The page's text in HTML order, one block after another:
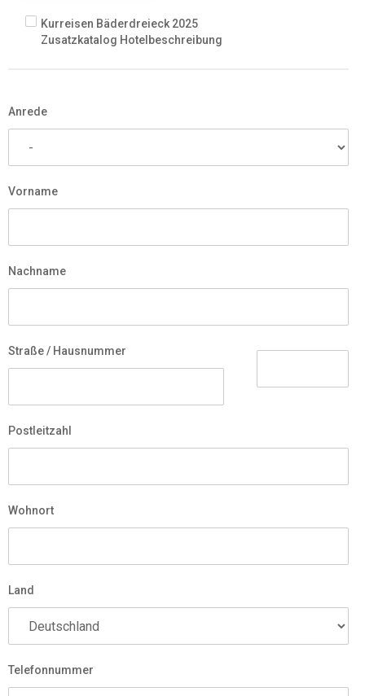
Kurreisen Bäderdreieck 2025
Zusatzkatalog Hotelbeschreibung
Anrede
Vorname
Nachname
Straße / Hausnummer
Postleitzahl
Wohnort
Land
Telefonnummer